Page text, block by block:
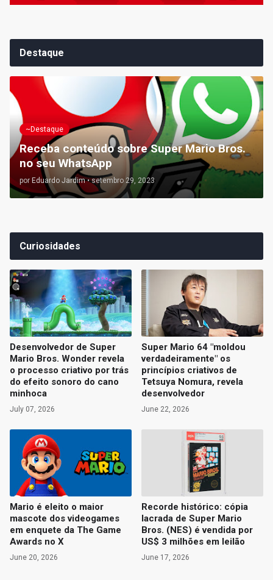
Destaque
~Destaque
Receba conteúdo sobre Super Mario Bros.
no seu WhatsApp
por Eduardo Jardim • setembro 29, 2023
Curiosidades
Desenvolvedor de Super
Mario Bros. Wonder revela
o processo criativo por trás
do efeito sonoro do cano
minhoca
July 07, 2026
Super Mario 64 "moldou
verdadeiramente" os
princípios criativos de
Tetsuya Nomura, revela
desenvolvedor
June 22, 2026
Mario é eleito o maior
mascote dos videogames
em enquete da The Game
Awards no X
June 20, 2026
Recorde histórico: cópia
lacrada de Super Mario
Bros. (NES) é vendida por
US$ 3 milhões em leilão
June 17, 2026